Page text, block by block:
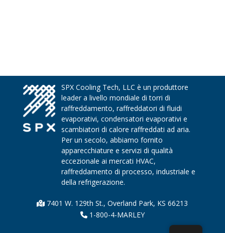
SPX Cooling Tech, LLC è un produttore
leader a livello mondiale di torri di
raffreddamento, raffreddatori di fluidi
evaporativi, condensatori evaporativi e
scambiatori di calore raffreddati ad aria.
Per un secolo, abbiamo fornito
apparecchiature e servizi di qualità
eccezionale ai mercati HVAC,
raffreddamento di processo, industriale e
della refrigerazione.
7401 W. 129th St., Overland Park, KS 66213
1-800-4-MARLEY